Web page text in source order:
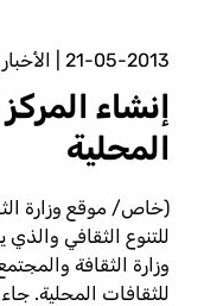
21-05-2013 الأخبار
إنشاء
المحلية
(خاص/ موقع وزارة
وزارة الثقافة
للثقافات المحلية.